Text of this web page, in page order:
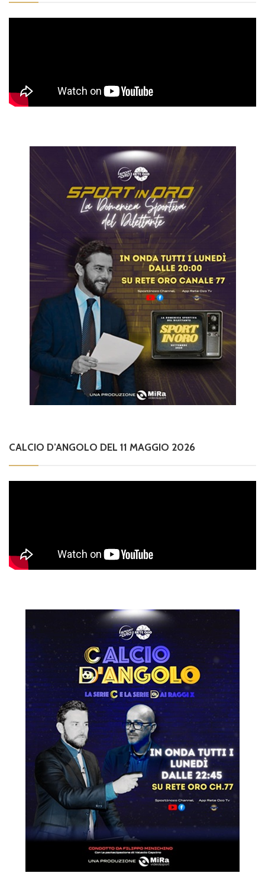
CALCIO D’ANGOLO DEL 11 MAGGIO 2026